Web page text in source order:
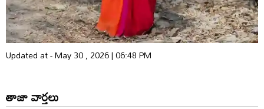
Updated at - May 30 , 2026 | 06:48 PM
తాజా వార్తలు